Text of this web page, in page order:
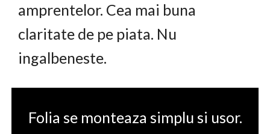
amprentelor. Cea mai buna
claritate de pe piata. Nu
ingalbeneste.
Folia se monteaza simplu si usor.